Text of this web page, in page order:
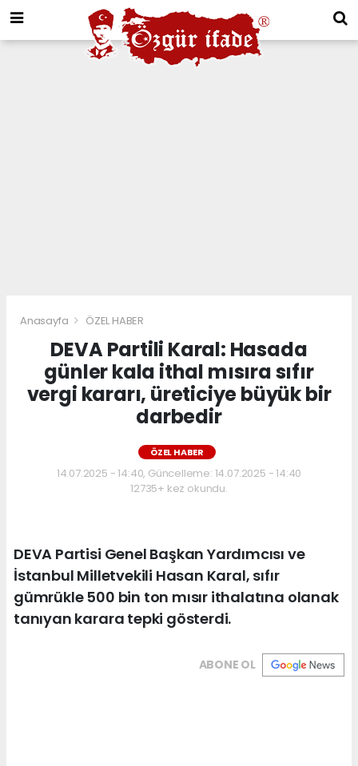
Anasayfa ÖZEL HABER
DEVA Partili Karal: Hasada
günler kala ithal mısıra sıfır
vergi kararı, üreticiye büyük bir
darbedir
ÖZEL HABER
14.07.2025 - 14:40, Güncelleme: 14.07.2025 - 14:40
12735+ kez okundu.
DEVA Partisi Genel Başkan Yardımcısı ve
İstanbul Milletvekili Hasan Karal, sıfır
gümrükle 500 bin ton mısır ithalatına olanak
tanıyan karara tepki gösterdi.
ABONE OL